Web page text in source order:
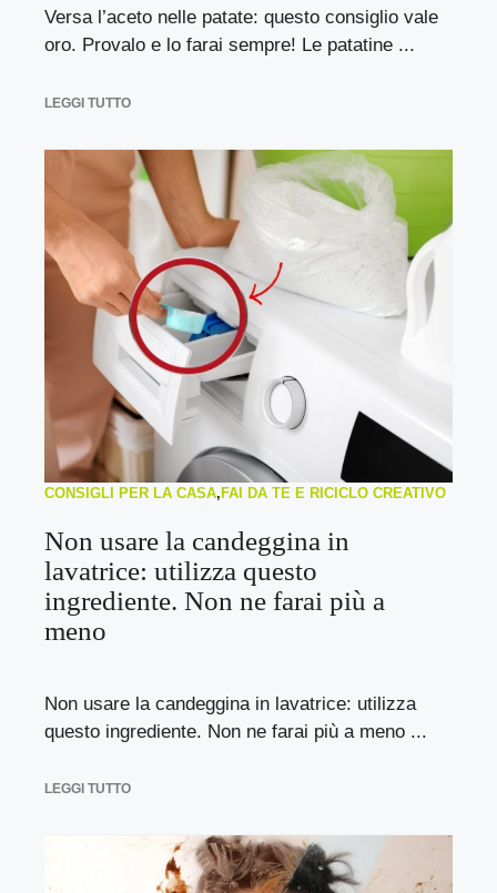
Versa l’aceto nelle patate: questo consiglio vale
oro. Provalo e lo farai sempre! Le patatine ...
LEGGI TUTTO
CONSIGLI PER LA CASA,FAI DA TE E RICICLO CREATIVO
Non usare la candeggina in
lavatrice: utilizza questo
ingrediente. Non ne farai più a
meno
Non usare la candeggina in lavatrice: utilizza
questo ingrediente. Non ne farai più a meno ...
LEGGI TUTTO